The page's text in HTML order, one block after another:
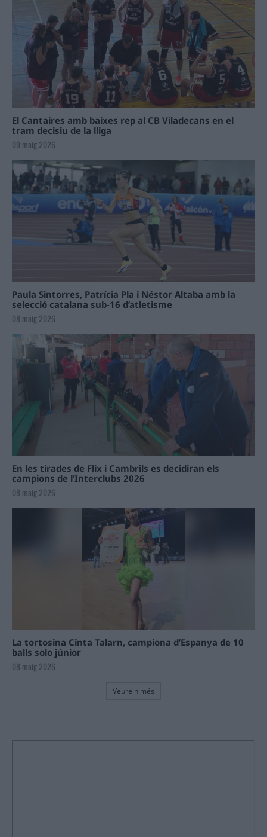
El Cantaires amb baixes rep al CB Viladecans en el
tram decisiu de la lliga
09 maig 2026
Paula Sintorres, Patrícia Pla i Néstor Altaba amb la
selecció catalana sub-16 d’atletisme
08 maig 2026
En les tirades de Flix i Cambrils es decidiran els
campions de l’Interclubs 2026
08 maig 2026
La tortosina Cinta Talarn, campiona d’Espanya de 10
balls solo júnior
08 maig 2026
Veure'n més